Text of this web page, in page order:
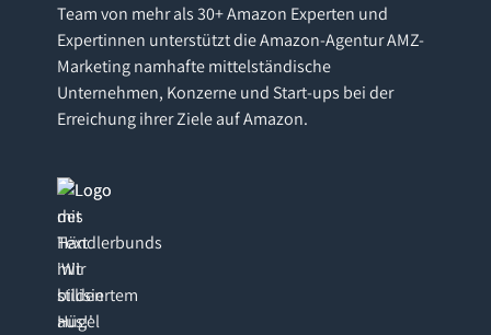
Team von mehr als 30+ Amazon Experten und
Expertinnen unterstützt die Amazon-Agentur AMZ-
Marketing namhafte mittelständische
Unternehmen, Konzerne und Start-ups bei der
Erreichung ihrer Ziele auf Amazon.